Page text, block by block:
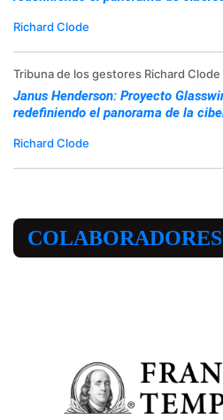
Richard Clode
Tribuna de los gestores Richard
Janus Henderson: Proyecto
redefiniendo el panorama de la
Richard Clode
COLABORADORES